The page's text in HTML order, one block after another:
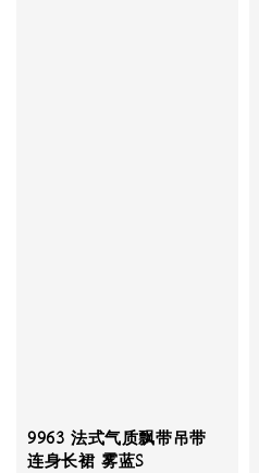
9963 法式气质飘带吊带
连身长裙 雾蓝S